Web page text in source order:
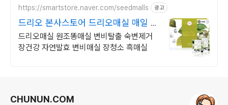
https://smartstore.naver.com/seedmalls 광고
드리오 본사스토어 드리오매실 매일 쾌
변매실
드리오매실 원조똥매실 변비탈출 숙변제거
장건강 자연발효 변비매실 장청소 흑매실
CHUNUN.COM